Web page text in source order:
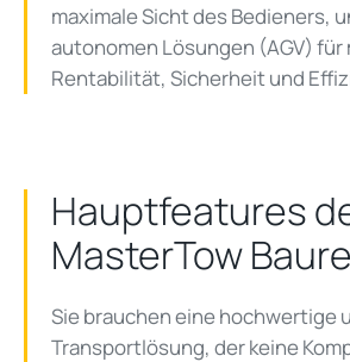
maximale Sicht des Bedieners,
autonomen Lösungen (AGV) für
Rentabilität, Sicherheit und
Hauptfeatures
MasterTow
Sie brauchen eine hochwertige
Transportlösung, der keine